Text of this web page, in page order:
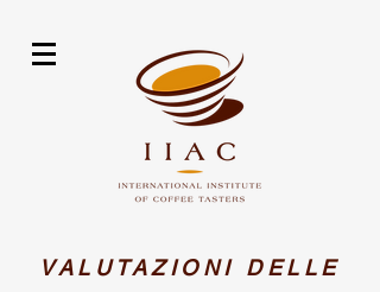
VALUTAZIONI DELLE